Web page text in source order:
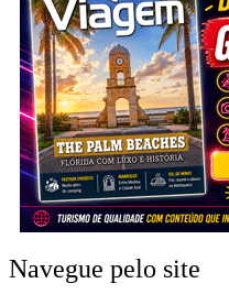
Navegue pelo site